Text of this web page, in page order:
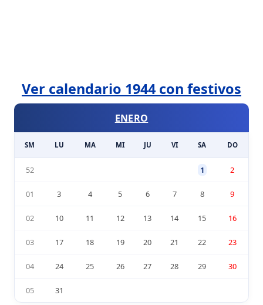
Ver calendario 1944 con festivos
ENERO
SM LU MA MI JU VI SA DO
52 1 2
01 3 4 5 6 7 8 9
02 10 11 12 13 14 15 16
03 17 18 19 20 21 22 23
04 24 25 26 27 28 29 30
05 31